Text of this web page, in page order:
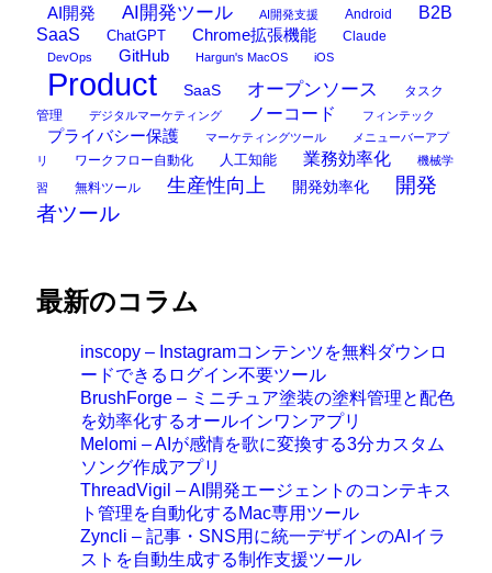
AI開発 AI開発ツール AI開発支援 Android
B2B
SaaS
ChatGPT Chrome拡張機能 Claude
DevOps GitHub Hargun's MacOS iOS
Product SaaS オープンソース
タスク
管理
デジタルマーケティング ノーコード フィンテック
プライバシー保護 マーケティングツール
メニューバーアプ
リ
ワークフロー自動化 人工知能 業務効率化 機械学
習 無料ツール 生産性向上 開発効率化
開発
者ツール
最新のコラム
inscopy – Instagramコンテンツを無料ダウンロ
ードできるログイン不要ツール
BrushForge – ミニチュア塗装の塗料管理と配色
を効率化するオールインワンアプリ
Melomi – AIが感情を歌に変換する3分カスタム
ソング作成アプリ
ThreadVigil – AI開発エージェントのコンテキス
ト管理を自動化するMac専用ツール
Zyncli – 記事・SNS用に統一デザインのAIイラ
ストを自動生成する制作支援ツール